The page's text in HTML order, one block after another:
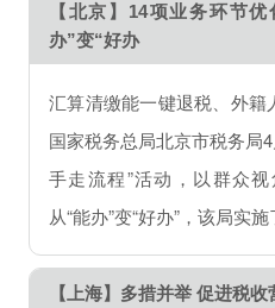
【北京】14项业务环节
办”变“好办
汇算清缴能一键退税、外
国家税务总局北京市税务局
手走流程”活动，以群众
从“能办”变“好办”，该局实施
【上海】多措并举 促进税